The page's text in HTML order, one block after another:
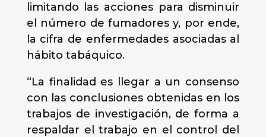
limitando las acciones para disminuir
el número de fumadores y, por ende,
la cifra de enfermedades asociadas al
hábito tabáquico.
“La finalidad es llegar a un consenso
con las conclusiones obtenidas en los
trabajos de investigación, de forma a
respaldar el trabajo en el control del